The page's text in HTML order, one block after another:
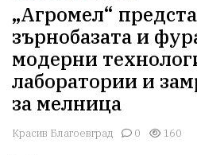
„Агромел“
зърнобазата и
модерни
лаборатории и
за мелница
Красив Благоевград 0 160